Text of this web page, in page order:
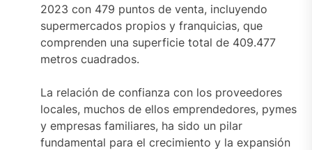
2023 con 479 puntos de venta, incluyendo
supermercados propios y franquicias, que
comprenden una superficie total de 409.477
metros cuadrados.
La relación de confianza con los proveedores
locales, muchos de ellos emprendedores, pymes
y empresas familiares, ha sido un pilar
fundamental para el crecimiento y la expansión